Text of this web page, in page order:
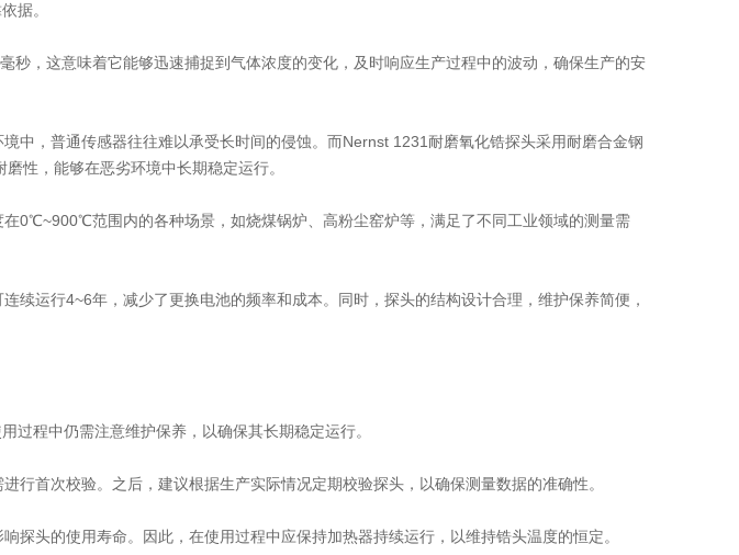
据。
秒，这意味着它能够迅速捕捉到气体浓度的变化，及时响应生产过程中的波动，确保生产的安
境中，普通传感器往往难以承受长时间的侵蚀。而Nernst 1231耐磨氧化锆探头采用耐磨合金钢
性，能够在恶劣环境中长期稳定运行。
在0℃~900℃范围内的各种场景，如烧煤锅炉、高粉尘窑炉等，满足了不同工业领域的测量需
连续运行4~6年，减少了更换电池的频率和成本。同时，探头的结构设计合理，维护保养简便，
程中仍需注意维护保养，以确保其长期稳定运行。
进行首次校验。之后，建议根据生产实际情况定期校验探头，以确保测量数据的准确性。
响探头的使用寿命。因此，在使用过程中应保持加热器持续运行，以维持锆头温度的恒定。